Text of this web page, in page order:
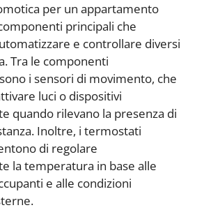
per un appartamento
principali che
e controllare diversi
Tra le componenti
i sensori di movimento, che
luci o dispositivi
quando rilevano la presenza di
Inoltre, i termostati
di regolare
la temperatura in base alle
e alle condizioni